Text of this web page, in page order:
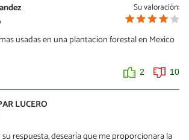
Su valoración:
usadas en una plantacion forestal en Mexico
2 10
LUCERO
respuesta, desearía que me proporcionara la